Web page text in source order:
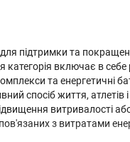
підтримки та
включає в себе
та енергетичні
спосіб життя, атлетів
витривалості
з витратами